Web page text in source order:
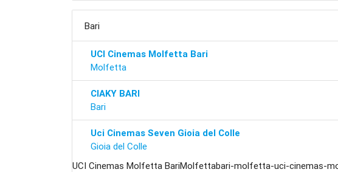
Bari
UCI Cinemas Molfetta Bari
Molfetta
CIAKY BARI
Bari
Uci Cinemas Seven Gioia del Colle
Gioia del Colle
UCI Cinemas Molfetta BariMolfettabari-molfetta-uci-cinemas-